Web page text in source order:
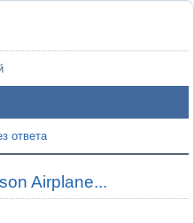
ответа
Airplane...